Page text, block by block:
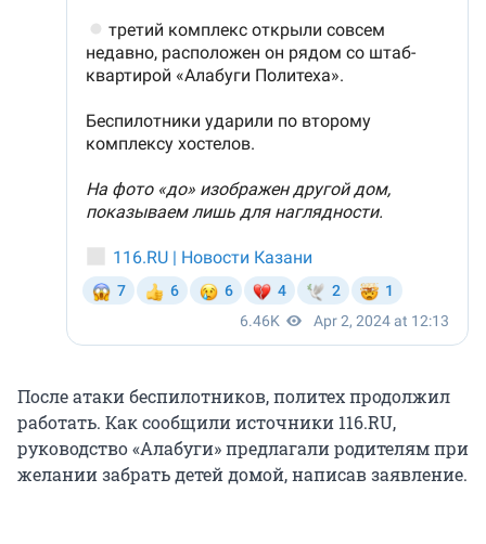
После атаки беспилотников, политех продолжил
работать. Как сообщили источники 116.RU,
руководство «Алабуги» предлагали родителям при
желании забрать детей домой, написав заявление.